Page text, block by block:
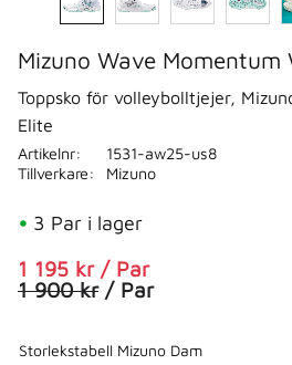
Mizuno Wave Momentum
Toppsko för volleybolltjejer,
Elite
Nedsatt pris:
1 195 kr / Par
Ordinarie pris:
1 900kr / Par
Storlekstabell Mizuno Dam
3 Par i lager
Artikelnr
1531-aw25-us8
Tillverkare
Mizuno